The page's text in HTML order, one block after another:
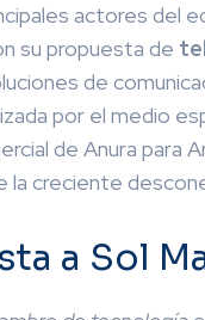
actores del
su propuesta de
de
por el medio
de Anura para
la creciente
a Sol